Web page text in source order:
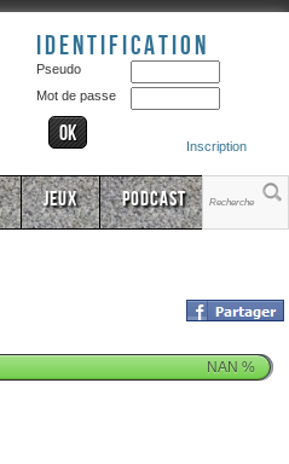
Identification
Pseudo
Mot de passe
Inscription
Jeux Podcast
NAN%